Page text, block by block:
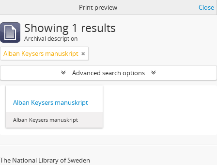
Print preview Close
Showing 1 results
Archival description
Alban Keysers manuskript
Advanced search options
Alban Keysers manuskript
Alban Keysers manuskript
The National Library of Sweden